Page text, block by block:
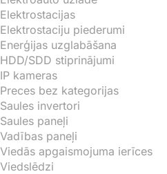
Elektrostacijas
Elektrostaciju piederumi
Enerģijas uzglabāšana
HDD/SDD stiprinājumi
IP kameras
Preces bez kategorijas
Saules invertori
Saules paneļi
Vadības paneļi
Viedās apgaismojuma ierīces
Viedslēdzi